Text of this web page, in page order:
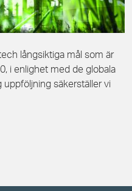
långsiktiga mål som är
i enlighet med de globala
uppföljning säkerställer vi